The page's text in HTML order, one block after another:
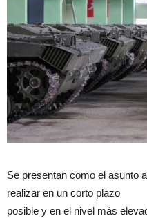
Se presentan como el asunto
realizar en un corto plazo
posible y en el nivel más